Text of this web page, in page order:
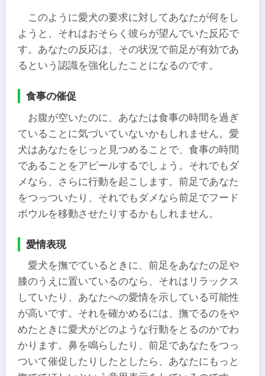
このように愛犬の要求に対してあなたが何をし
ようと、それはおそらく彼らが望んでいた反応で
す。あなたの反応は、その状況で前足が有効であ
るという認識を強化したことになるのです。
食事の催促
お腹が空いたのに、あなたは食事の時間を過ぎ
ていることに気づいていないかもしれません。愛
犬はあなたをじっと見つめることで、食事の時間
であることをアピールするでしょう。それでもダ
メなら、さらに行動を起こします。前足であなた
をつっついたり、それでもダメなら前足でフード
ボウルを移動させたりするかもしれません。
愛情表現
愛犬を撫でているときに、前足をあなたの足や
膝のうえに置いているのなら、それはリラックス
していたり、あなたへの愛情を示している可能性
が高いです。それを確かめるには、撫でるのをや
めたときに愛犬がどのような行動をとるのかでわ
かります。鼻を鳴らしたり、前足であなたをつっ
ついて催促したりしたとしたら、あなたにもっと